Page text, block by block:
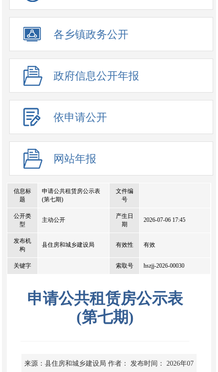
各乡镇政务公开
政府信息公开年报
依申请公开
网站年报
信息标
题
申请公共租赁房公示表
(第七期)
文件编
号
公开类
型
主动公开
产生日
期
2026-07-06 17:45
发布机
构
县住房和城乡建设局 有效性 有效
关键字 索取号 hszjj-2026-00030
申请公共租赁房公示表
(第七期)
来源：县住房和城乡建设局 作者： 发布时间： 2026年07